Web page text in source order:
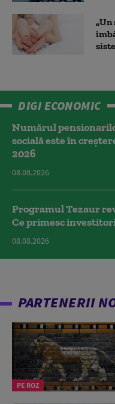
„Un
DIGI ECONOMIC
Numărul
socială este în
2026
08.08.2026
Programul Tezaur
Ce primesc
08.08.2026
PARTENERII
PE ROZ